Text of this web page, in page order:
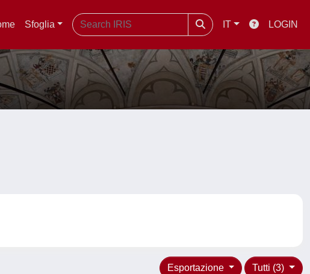
Sfoglia IT LOGIN
Tutti (3)
Esportazione